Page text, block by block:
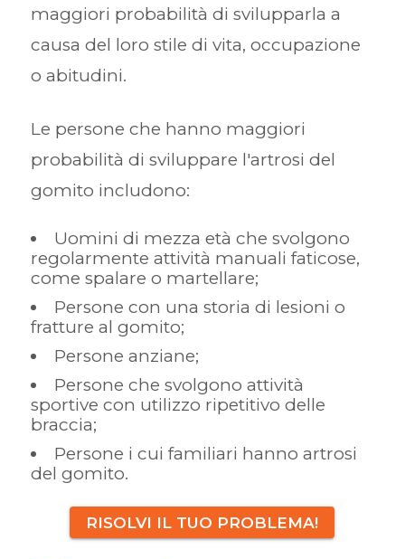
maggiori probabilità di svilupparla a
causa del loro stile di vita, occupazione
o abitudini.
Le persone che hanno maggiori
probabilità di sviluppare l'artrosi del
gomito includono:
Uomini di mezza età che svolgono
regolarmente attività manuali faticose,
come spalare o martellare;
Persone con una storia di lesioni o
fratture al gomito;
Persone anziane;
Persone che svolgono attività
sportive con utilizzo ripetitivo delle
braccia;
Persone i cui familiari hanno artrosi
del gomito.
RISOLVI IL TUO PROBLEMA!